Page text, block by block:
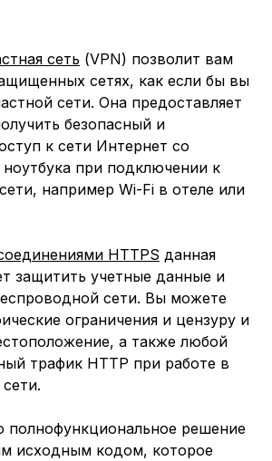
сеть (VPN) позволит вам
сетях, как если бы вы
сети. Она предоставляет
безопасный и
к сети Интернет со
при подключении к
например Wi-Fi в отеле или
HTTPS данная
защитить учетные данные и
сети. Вы можете
ограничения и цензуру и
а также любой
трафик HTTP при работе в
полнофункциональное решение
исходным кодом, которое